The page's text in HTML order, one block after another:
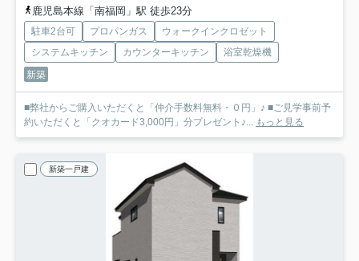
鹿児島本線「南福岡」駅 徒歩23分
駐車2台可 プロパンガス
ウォークインクロゼット
システムキッチン
カウンターキッチン
浴室乾燥機
新築
■弊社からご購入いただくと「仲介手数料無料・０円」♪ ■ご見学事前予
約いただくと「クオカード3,000円」分プレゼント♪...
もっと見る
新築一戸建